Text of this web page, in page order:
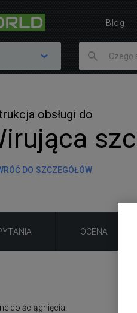
obsługi do
DO SZCZEGÓŁÓW
OCENA
do ściągnięcia.
Blog